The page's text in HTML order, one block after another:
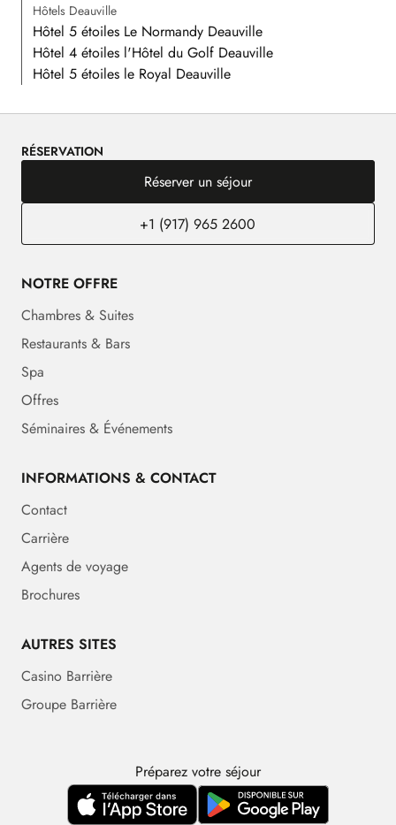
Hôtels Deauville
Hôtel 5 étoiles Le Normandy Deauville
Hôtel 4 étoiles l'Hôtel du Golf Deauville
Hôtel 5 étoiles le Royal Deauville
RÉSERVATION
Réserver un séjour
+1 (917) 965 2600
NOTRE OFFRE
Chambres & Suites
Restaurants & Bars
Spa
Offres
Séminaires & Événements
INFORMATIONS & CONTACT
Contact
Carrière
Agents de voyage
Brochures
AUTRES SITES
Casino Barrière
Groupe Barrière
Préparez votre séjour